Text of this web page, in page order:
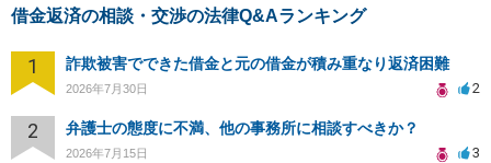
借金返済の相談・交渉の法律Q&Aランキング
1 詐欺被害でできた借金と元の借金が積み重なり返済困難
2026年7月30日 2
2 弁護士の態度に不満、他の事務所に相談すべきか？
2026年7月15日 3